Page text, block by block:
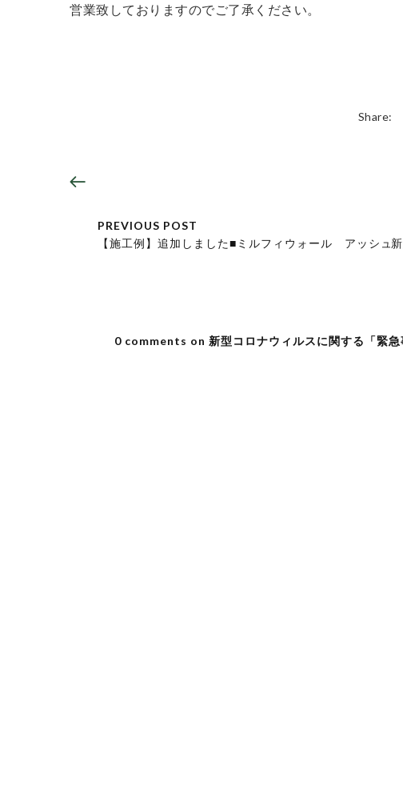
営業致しておりますのでご了承ください。
Share:
PREVIOUS POST
【施工例】追加しました■ミルフィウォール アッシュ
0 comments on 新型コロナウィルスに関する「緊